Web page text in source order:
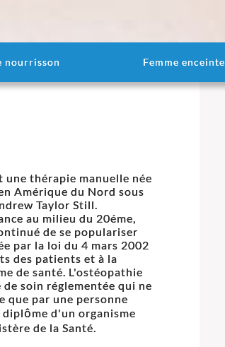
nourrisson Femme enceinte
une thérapie manuelle née
Amérique du Nord sous
Taylor Still.
au milieu du 20éme,
de se populariser
par la loi du 4 mars 2002
des patients et à la
de santé. L'ostéopathie
soin réglementée qui ne
que par une personne
d'un organisme
de la Santé.